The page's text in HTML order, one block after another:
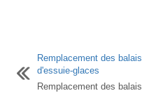
Remplacement des balais
d'essuie-glaces
Remplacement des balais